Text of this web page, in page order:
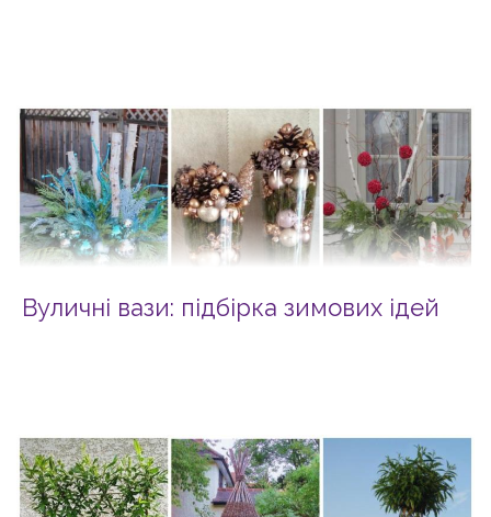
Вуличні вази: підбірка зимових ідей